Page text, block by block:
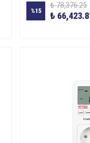
%15
₺ 78,376.25
₺